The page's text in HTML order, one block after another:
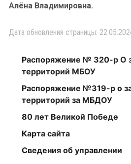
Алёна Владимировна.
Дата обновления страницы:
Распоряжение № 320-р О
территорий МБОУ
Распоряжение №319-р о
территорий за МБДОУ
80 лет Великой Победе
Карта сайта
Сведения об управлении